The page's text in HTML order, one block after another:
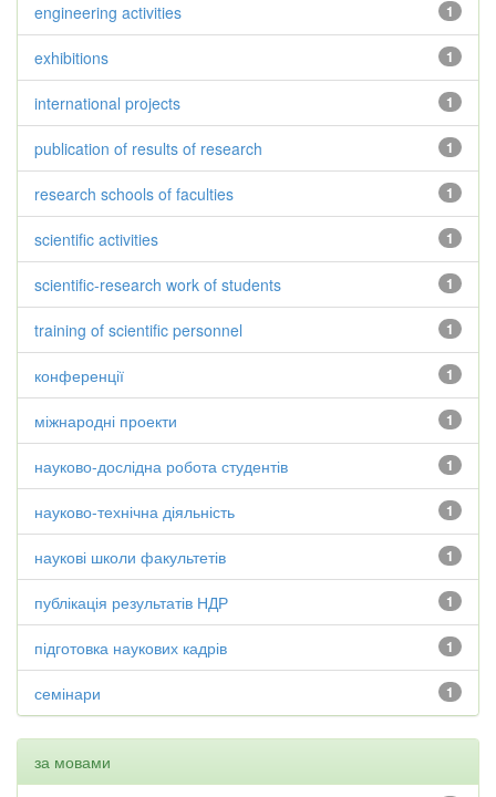
1
engineering activities
1
exhibitions
1
international projects
1
publication of results of research
1
research schools of faculties
1
scientific activities
1
scientific-research work of students
1
training of scientific personnel
1
конференції
1
міжнародні проекти
1
науково-дослідна робота студентів
1
науково-технічна діяльність
1
наукові школи факультетів
1
публікація результатів НДР
1
підготовка наукових кадрів
1
семінари
за мовами